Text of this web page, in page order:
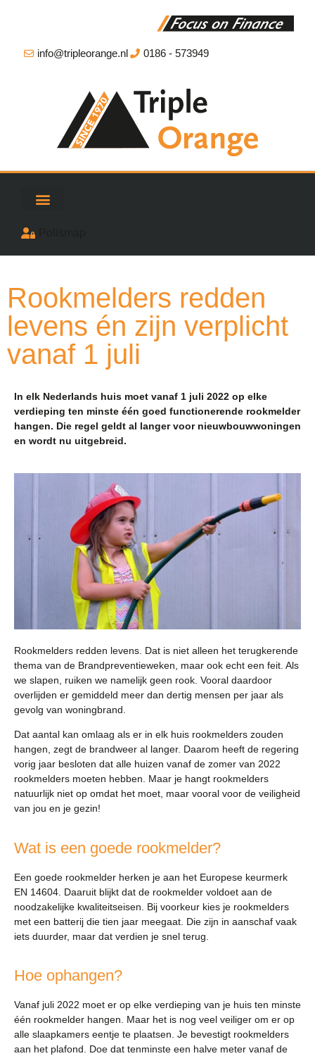
info@tripleorange.nl 0186 - 573949
Rookmelders redden
levens én zijn verplicht
vanaf 1 juli
In elk Nederlands huis moet vanaf 1 juli 2022 op elke
verdieping ten minste één goed functionerende rookmelder
hangen. Die regel geldt al langer voor nieuwbouwwoningen
en wordt nu uitgebreid.
Rookmelders redden levens. Dat is niet alleen het terugkerende
thema van de Brandpreventieweken, maar ook echt een feit. Als
we slapen, ruiken we namelijk geen rook. Vooral daardoor
overlijden er gemiddeld meer dan dertig mensen per jaar als
gevolg van woningbrand.
Dat aantal kan omlaag als er in elk huis rookmelders zouden
hangen, zegt de brandweer al langer. Daarom heeft de regering
vorig jaar besloten dat alle huizen vanaf de zomer van 2022
rookmelders moeten hebben. Maar je hangt rookmelders
natuurlijk niet op omdat het moet, maar vooral voor de veiligheid
van jou en je gezin!
Wat is een goede rookmelder?
Een goede rookmelder herken je aan het Europese keurmerk
EN 14604. Daaruit blijkt dat de rookmelder voldoet aan de
noodzakelijke kwaliteitseisen. Bij voorkeur kies je rookmelders
met een batterij die tien jaar meegaat. Die zijn in aanschaf vaak
iets duurder, maar dat verdien je snel terug.
Hoe ophangen?
Vanaf juli 2022 moet er op elke verdieping van je huis ten minste
één rookmelder hangen. Maar het is nog veel veiliger om er op
alle slaapkamers eentje te plaatsen. Je bevestigt rookmelders
aan het plafond. Doe dat tenminste een halve meter vanaf de